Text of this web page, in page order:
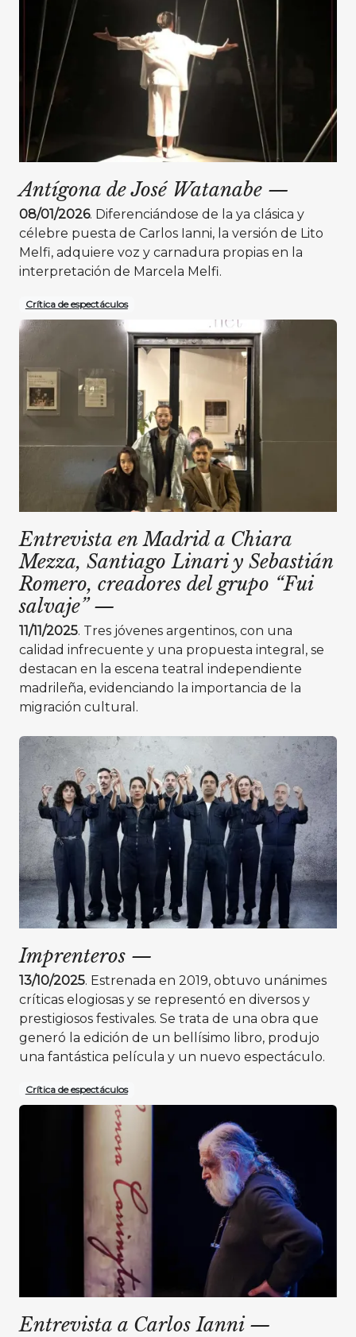
Antígona de José Watanabe —
08/01/2026. Diferenciándose de la ya clásica y
célebre puesta de Carlos Ianni, la versión de Lito
Melfi, adquiere voz y carnadura propias en la
interpretación de Marcela Melfi.
Crítica de espectáculos
Entrevista en Madrid a Chiara
Mezza, Santiago Linari y Sebastián
Romero, creadores del grupo “Fui
salvaje”—
11/11/2025. Tres jóvenes argentinos, con una
calidad infrecuente y una propuesta integral, se
destacan en la escena teatral independiente
madrileña, evidenciando la importancia de la
migración cultural.
Imprenteros —
13/10/2025. Estrenada en 2019, obtuvo unánimes
críticas elogiosas y se representó en diversos y
prestigiosos festivales. Se trata de una obra que
generó la edición de un bellísimo libro, produjo
una fantástica película y un nuevo espectáculo.
Crítica de espectáculos
Entrevista a Carlos Ianni—